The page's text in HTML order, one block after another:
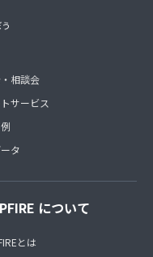
相談会
サービス
タ
について
とは